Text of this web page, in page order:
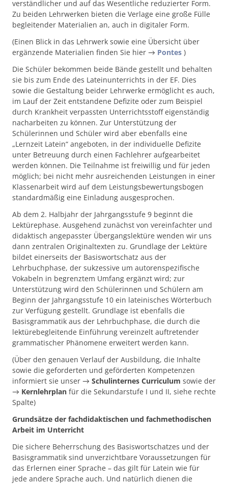
verständlicher und auf das Wesentliche reduzierter Form.
Zu beiden Lehrwerken bieten die Verlage eine große Fülle
begleitender Materialien an, auch in digitaler Form.
(Einen Blick in das Lehrwerk sowie eine Übersicht über
ergänzende Materialien finden Sie hier → Pontes )
Die Schüler bekommen beide Bände gestellt und behalten
sie bis zum Ende des Lateinunterrichts in der EF. Dies
sowie die Gestaltung beider Lehrwerke ermöglicht es auch,
im Lauf der Zeit entstandene Defizite oder zum Beispiel
durch Krankheit verpassten Unterrichtsstoff eigenständig
nacharbeiten zu können. Zur Unterstützung der
Schülerinnen und Schüler wird aber ebenfalls eine
„Lernzeit Latein“ angeboten, in der individuelle Defizite
unter Betreuung durch einen Fachlehrer aufgearbeitet
werden können. Die Teilnahme ist freiwillig und für jeden
möglich; bei nicht mehr ausreichenden Leistungen in einer
Klassenarbeit wird auf dem Leistungsbewertungsbogen
standardmäßig eine Einladung ausgesprochen.
Ab dem 2. Halbjahr der Jahrgangsstufe 9 beginnt die
Lektürephase. Ausgehend zunächst von vereinfachter und
didaktisch angepasster Übergangslektüre wenden wir uns
dann zentralen Originaltexten zu. Grundlage der Lektüre
bildet einerseits der Basiswortschatz aus der
Lehrbuchphase, der sukzessive um autorenspezifische
Vokabeln in begrenztem Umfang ergänzt wird; zur
Unterstützung wird den Schülerinnen und Schülern am
Beginn der Jahrgangsstufe 10 ein lateinisches Wörterbuch
zur Verfügung gestellt. Grundlage ist ebenfalls die
Basisgrammatik aus der Lehrbuchphase, die durch die
lektürebegleitende Einführung vereinzelt auftretender
grammatischer Phänomene erweitert werden kann.
(Über den genauen Verlauf der Ausbildung, die Inhalte
sowie die geforderten und geförderten Kompetenzen
informiert sie unser → Schulinternes Curriculum sowie der
→ Kernlehrplan für die Sekundarstufe I und II, siehe rechte
Spalte)
Grundsätze der fachdidaktischen und fachmethodischen
Arbeit im Unterricht
Die sichere Beherrschung des Basiswortschatzes und der
Basisgrammatik sind unverzichtbare Voraussetzungen für
das Erlernen einer Sprache – das gilt für Latein wie für
jede andere Sprache auch. Und natürlich dienen die